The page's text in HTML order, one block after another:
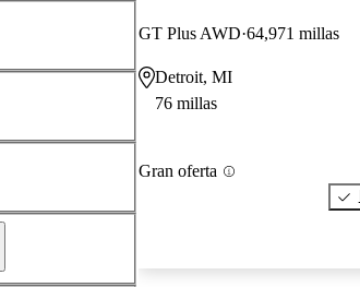
GT Plus AWD 64,971 millas
Detroit, MI
76 millas
Gran oferta